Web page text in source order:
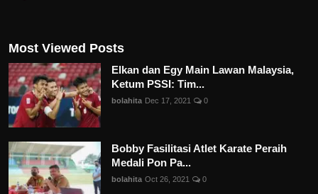
Most Viewed Posts
Elkan dan Egy Main Lawan Malaysia,
Ketum PSSI: Tim...
bolahita Dec 17, 2021 0
Bobby Fasilitasi Atlet Karate Peraih
Medali Pon Pa...
bolahita Oct 26, 2021 0